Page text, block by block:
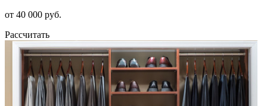
от 40 000 руб.
Рассчитать